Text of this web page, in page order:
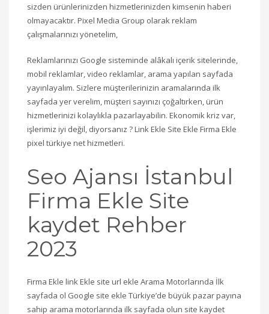
sizden ürünlerinizden hizmetlerinizden kimsenin haberi
olmayacaktır. Pixel Media Group olarak reklam
çalışmalarınızı yönetelim,
Reklamlarınızı Google sisteminde alâkalı içerik sitelerinde,
mobil reklamlar, video reklamlar, arama yapılan sayfada
yayınlayalım. Sizlere müşterilerinizin aramalarında ilk
sayfada yer verelim, müşteri sayınızı çoğaltırken, ürün
hizmetlerinizi kolaylıkla pazarlayabilin. Ekonomik kriz var,
işlerimiz iyi değil, diyorsanız ? Link Ekle Site Ekle Firma Ekle
pixel türkiye net hizmetleri.
Seo Ajansı İstanbul
Firma Ekle Site
kaydet Rehber
2023
Firma Ekle link Ekle site url ekle Arama Motorlarında İlk
sayfada ol Google site ekle Türkiye’de büyük pazar payına
sahip arama motorlarında ilk sayfada olun site kaydet